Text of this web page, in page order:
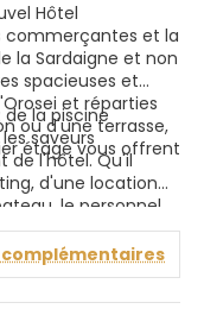
Hôtel
commerçantes et la
la Sardaigne et non
spacieuses et
et réparties
ou d'une terrasse,
étage vous offrent
la piscine
saveurs
de l'hôtel. Qu'il
d'une location
le personnel
la mieux adaptée à
seulement 18
du centre de
à partir de cet